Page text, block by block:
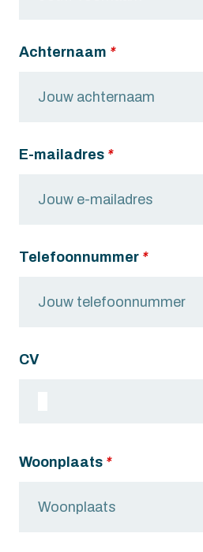
Achternaam *
E-mailadres*
Telefoonnummer*
CV
Woonplaats*